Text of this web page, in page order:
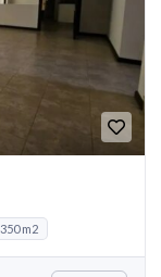
350 m2